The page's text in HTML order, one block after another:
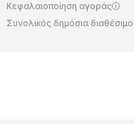
Κεφαλαιοποίηση αγοράς
Συνολικός δημόσια